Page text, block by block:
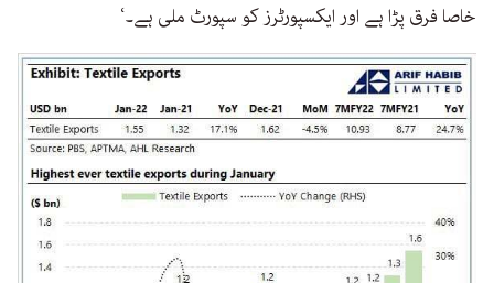
خاصا فرق پڑا ہے اور ایکسپورٹرز کو سپورٹ ملی ہے۔‘